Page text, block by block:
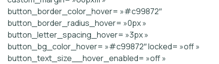
button_border_color_hover= »#c99872″
button_border_radius_hover= »0px »
button_letter_spacing_hover= »3px »
button_bg_color_hover= »#c99872″ locked= »off »
button_text_size__hover_enabled= »off »